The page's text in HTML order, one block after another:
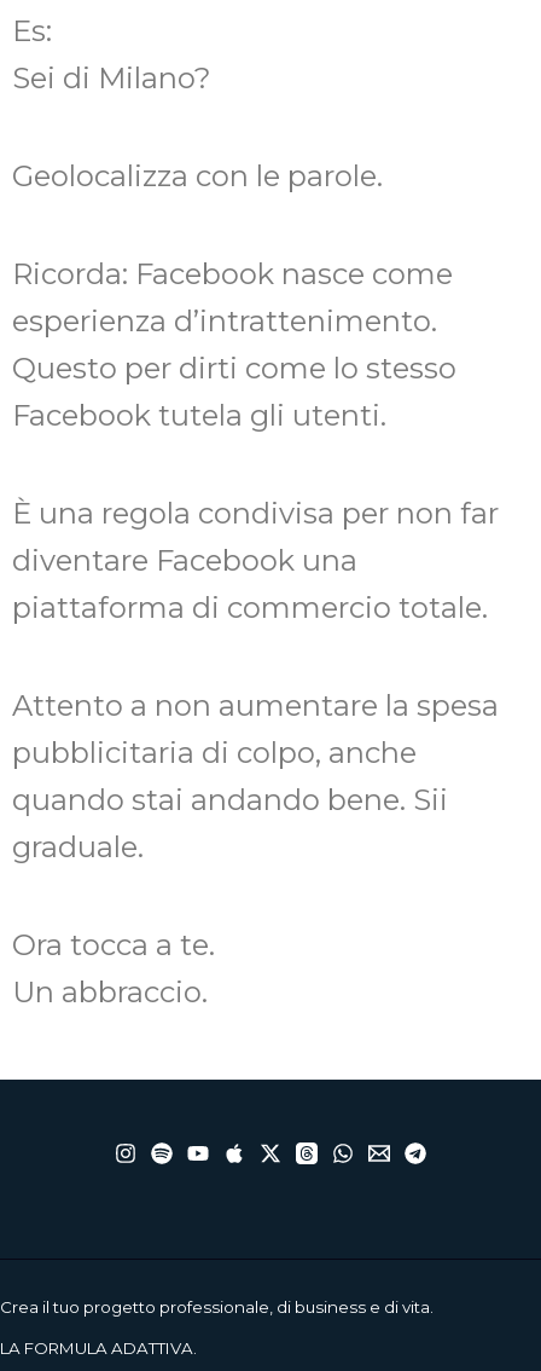
Es:
Sei di Milano?
Geolocalizza con le parole.
Ricorda: Facebook nasce come
esperienza d’intrattenimento.
Questo per dirti come lo stesso
Facebook tutela gli utenti.
È una regola condivisa per non far
diventare Facebook una
piattaforma di commercio totale.
Attento a non aumentare la spesa
pubblicitaria di colpo, anche
quando stai andando bene. Sii
graduale.
Ora tocca a te.
Un abbraccio.
Crea il tuo progetto professionale, di business e di vita.
LA FORMULA ADATTIVA.